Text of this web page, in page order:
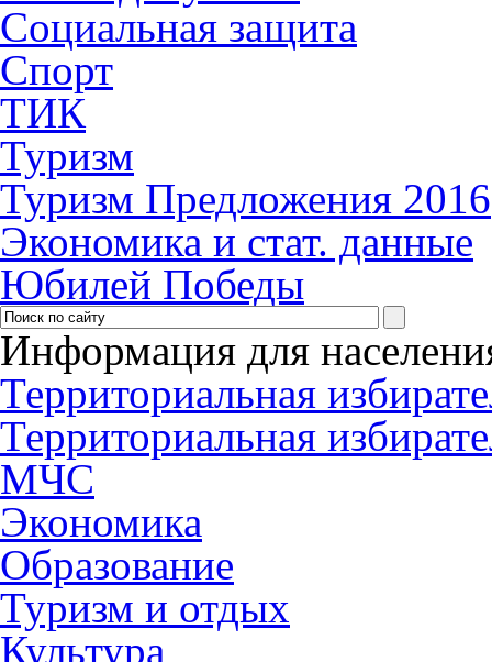
Социальная защита
Спорт
ТИК
Туризм
Туризм Предложения 2016
Экономика и стат. данные
Юбилей Победы
Информация для
Территориальная
Территориальная
МЧС
Экономика
Образование
Туризм и отдых
Культура